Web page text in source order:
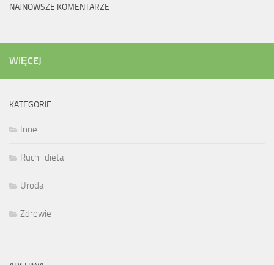
NAJNOWSZE KOMENTARZE
WIĘCEJ
KATEGORIE
Inne
Ruch i dieta
Uroda
Zdrowie